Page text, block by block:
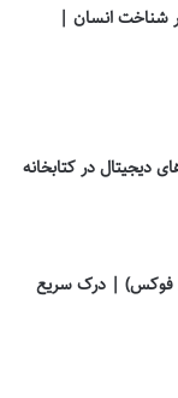
شناخت انسان |
دیجیتال در کتابخانه
فوکس) | درک سریع